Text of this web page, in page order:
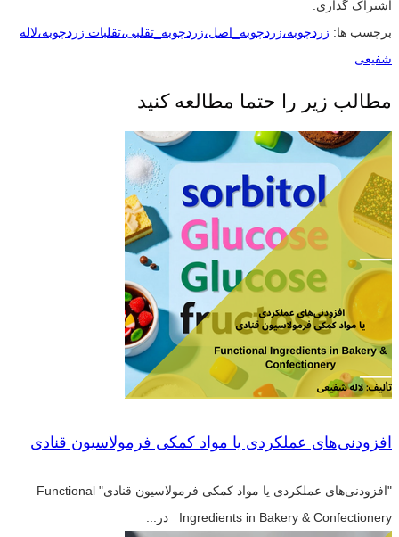
اشتراک گذاری:
برچسب ها: زردچوبه،زردچوبه_اصل،زردچوبه_تقلبی،تقلبات زردچوبه،لاله
شفیعی
مطالب زیر را حتما مطالعه کنید
افزودنی‌های عملکردی یا مواد کمکی فرمولاسیون قنادی
"افزودنی‌های عملکردی یا مواد کمکی فرمولاسیون قنادی" Functional
Ingredients in Bakery & Confectionery در...